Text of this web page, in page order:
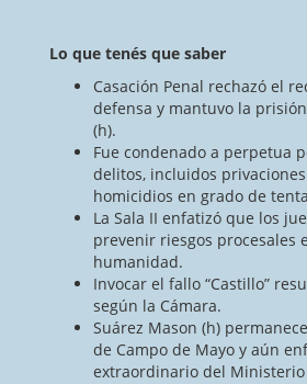
Lo que tenés que saber
Casación Penal rechazó el
defensa y mantuvo la
(h).
Fue condenado a perpetua
delitos, incluidos
homicidios en grado de
La Sala II enfatizó que los
prevenir riesgos procesales
humanidad.
Invocar el fallo “Castillo”
según la Cámara.
Suárez Mason (h)
de Campo de Mayo y aún
extraordinario del Ministerio